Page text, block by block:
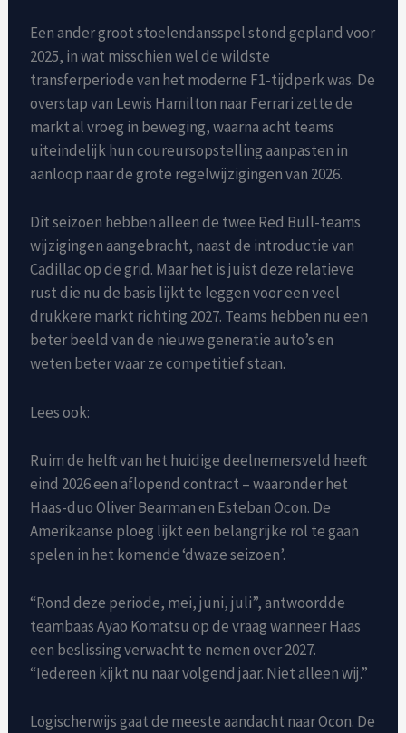
Een ander groot stoelendansspel stond gepland voor
2025, in wat misschien wel de wildste
transferperiode van het moderne F1-tijdperk was. De
overstap van Lewis Hamilton naar Ferrari zette de
markt al vroeg in beweging, waarna acht teams
uiteindelijk hun coureursopstelling aanpasten in
aanloop naar de grote regelwijzigingen van 2026.
Dit seizoen hebben alleen de twee Red Bull-teams
wijzigingen aangebracht, naast de introductie van
Cadillac op de grid. Maar het is juist deze relatieve
rust die nu de basis lijkt te leggen voor een veel
drukkere markt richting 2027. Teams hebben nu een
beter beeld van de nieuwe generatie auto’s en
weten beter waar ze competitief staan.
Lees ook:
Ruim de helft van het huidige deelnemersveld heeft
eind 2026 een aflopend contract – waaronder het
Haas-duo Oliver Bearman en Esteban Ocon. De
Amerikaanse ploeg lijkt een belangrijke rol te gaan
spelen in het komende ‘dwaze seizoen’.
“Rond deze periode, mei, juni, juli”, antwoordde
teambaas Ayao Komatsu op de vraag wanneer Haas
een beslissing verwacht te nemen over 2027.
“Iedereen kijkt nu naar volgend jaar. Niet alleen wij.”
Logischerwijs gaat de meeste aandacht naar Ocon. De